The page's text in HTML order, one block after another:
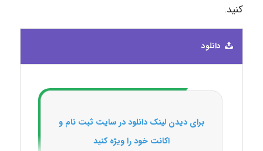
کنید.
دانلود
برای دیدن لینک دانلود در سایت ثبت نام و
اکانت خود را ویژه کنید